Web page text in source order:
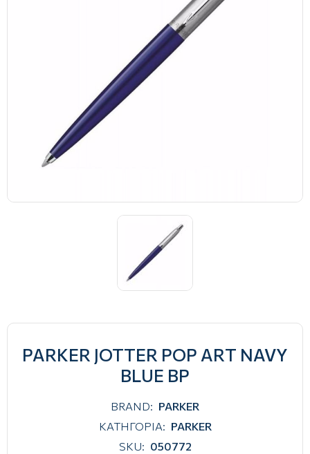
PARKER JOTTER POP ART NAVY
BLUE BP
BRAND: PARKER
ΚΑΤΗΓΟΡΙΑ: PARKER
SKU: 050772